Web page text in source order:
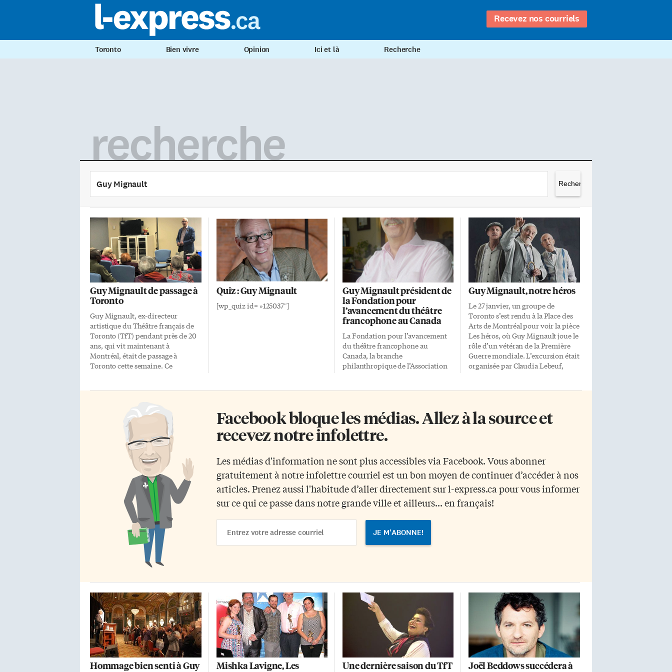
Recevez nos courriels
Toronto Bien vivre Opinion Ici et là Recherche
recherche
Guy Mignault de passage à
Toronto
Guy Mignault, ex-directeur
artistique du Théâtre français de
Toronto (TfT) pendant près de 20
ans, qui vit maintenant à
Montréal, était de passage à
Toronto cette semaine. Ce
venus assister à la projection d’une
captation sur film de la pièce de
théâtre Une maison face au Nord.
La pièce de Jean-Rock Gaudreault,
sur les souvenirs d’un couple âgé
de Chicoutimi, avait été présentée
en 2009 et en 2011 par le TfT au
théâtre de la rue Berkeley, dans le
quartier Front et Parliament, à
Quiz : Guy Mignault
[wp_quiz id= »125037″]
Guy Mignault président de
la Fondation pour
l’avancement du théâtre
francophone au Canada
La Fondation pour l’avancement
du théâtre francophone au
Canada, la branche
philanthropique de l’Association
français de Toronto, a accepté de
succéder à Jean-Daniel Lafond à
titre de président de l’organisme.
directeur artistique du TfT de 1997
à 2016. En septembre 2015, il
recevait le Prix Marcus-Banque
Nationale, remis par la Fondation,
pour souligner l’ensemble de sa
carrière et son impact sur le milieu
récipiendaire d’un prix de la
Fondation à œuvrer […]
Guy Mignault, notre héros
Le 27 janvier, un groupe de
Toronto s’est rendu à la Place des
Arts de Montréal pour voir la pièce
Les héros, où Guy Mignault joue le
rôle d’un vétéran de la Première
Guerre mondiale. L’excursion était
organisée par Claudia Lebeuf,
Duceppe du 14 décembre au 4
février, cette pièce de Gérald
Monique Duceppe. Il y a trois
vétérans interprétés par Marc
Legault, Michel Dumont et Guy
Mignault. […]
Facebook bloque les médias. Allez à la source et
recevez notre infolettre.
Les médias d'information ne sont plus accessibles via Facebook. Vous abonner
gratuitement à notre infolettre courriel est un bon moyen de continuer d’accéder à nos
articles. Prenez aussi l'habitude d’aller directement sur l-express.ca pour vous informer
sur ce qui ce passe dans notre grande ville et ailleurs... en français!
Address
Hommage bien senti à Guy
Mishka Lavigne, Les
Une dernière saison du TfT
Joël Beddows succédera à